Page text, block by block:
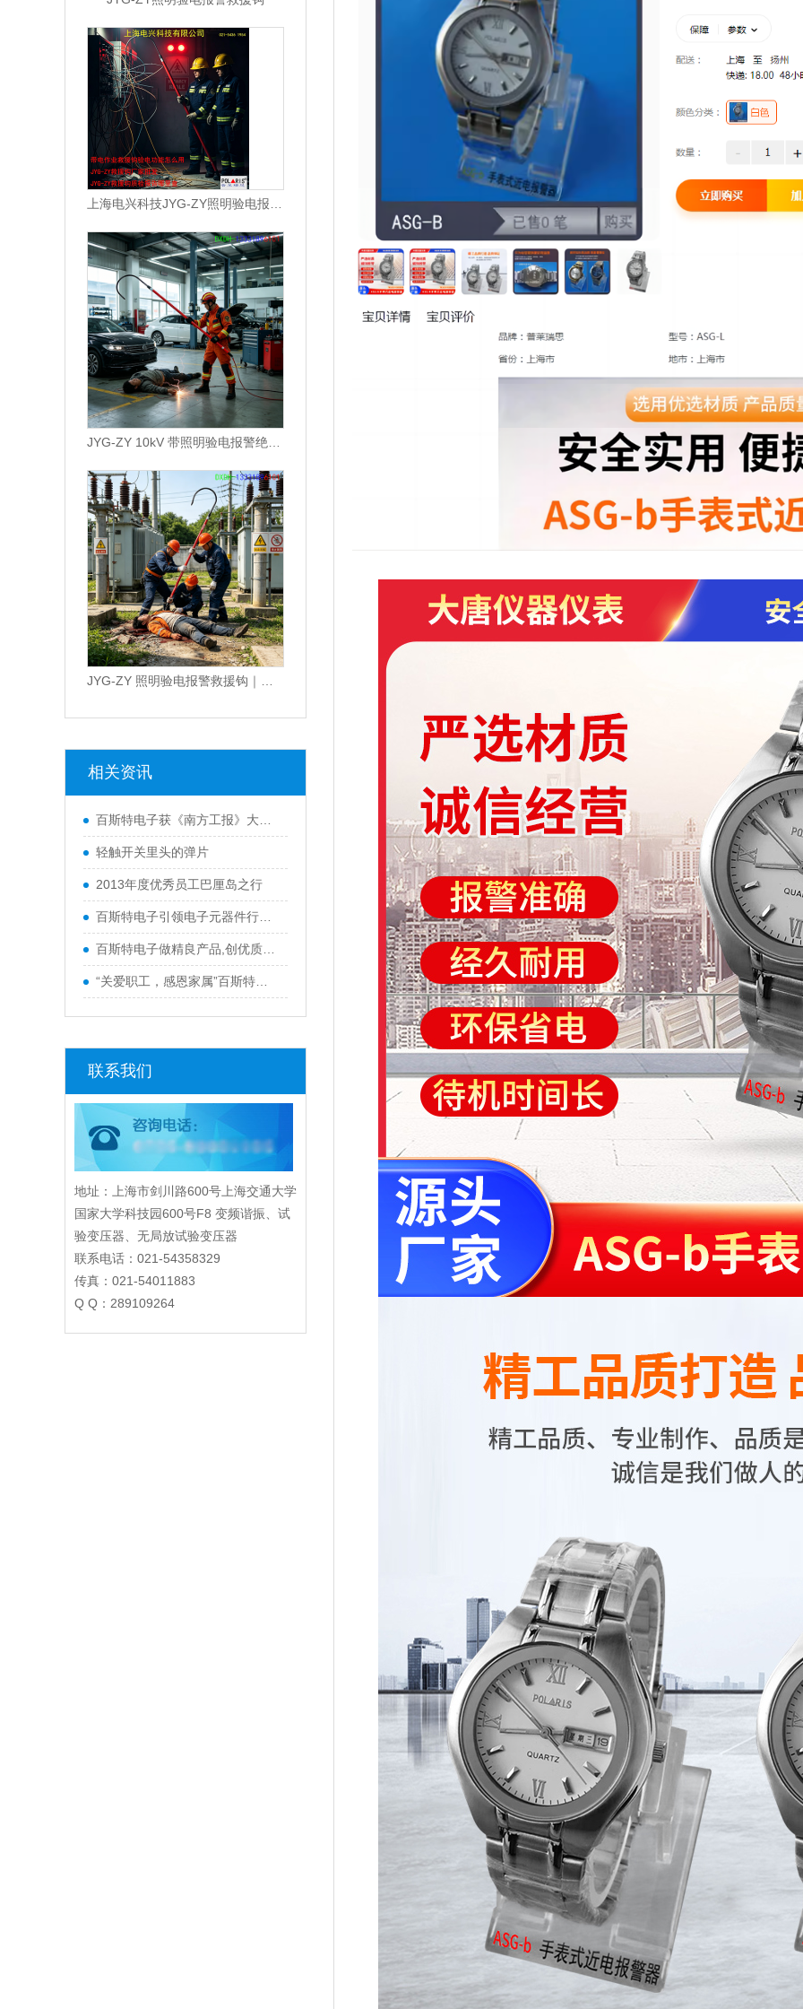
相关资讯
百斯特电子获《南方工报》大篇幅报
轻触开关里头的弹片
2013年度优秀员工巴厘岛之行
百斯特电子引领电子元器件行业,产品
百斯特电子做精良产品,创优质品牌
“关爱职工，感恩家属”百斯特优秀
联系我们
地址：上海市剑川路600号上海交通大学
国家大学科技园600号F8 变频谐振、试
验变压器、无局放试验变压器
联系电话：021-54358329
传真：021-54011883
Q Q：289109264